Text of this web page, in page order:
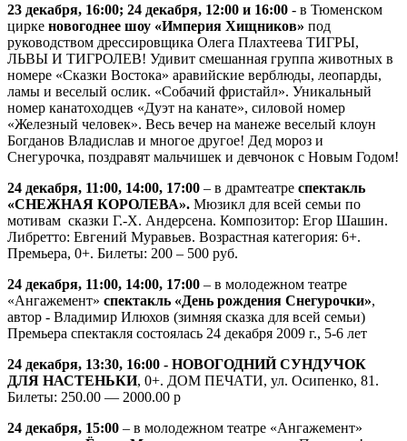
23 декабря, 16:00; 24 декабря, 12:00 и 16:00 - в Тюменском
цирке новогоднее шоу «Империя Хищников» под
руководством дрессировщика Олега Плахтеева ТИГРЫ,
ЛЬВЫ И ТИГРОЛЕВ! Удивит смешанная группа животных в
номере «Сказки Востока» аравийские верблюды, леопарды,
ламы и веселый ослик. «Собачий фристайл». Уникальный
номер канатоходцев «Дуэт на канате», силовой номер
«Железный человек». Весь вечер на манеже веселый клоун
Богданов Владислав и многое другое! Дед мороз и
Снегурочка, поздравят мальчишек и девчонок с Новым Годом!
24 декабря, 11:00, 14:00, 17:00 – в драмтеатре спектакль
«СНЕЖНАЯ КОРОЛЕВА». Мюзикл для всей семьи по
мотивам сказки Г.-Х. Андерсена. Композитор: Егор Шашин.
Либретто: Евгений Муравьев. Возрастная категория: 6+.
Премьера, 0+. Билеты: 200 – 500 руб.
24 декабря, 11:00, 14:00, 17:00 – в молодежном театре
«Ангажемент» спектакль «День рождения Снегурочки»,
автор - Владимир Илюхов (зимняя сказка для всей семьи)
Премьера спектакля состоялась 24 декабря 2009 г., 5-6 лет
24 декабря, 13:30, 16:00 - НОВОГОДНИЙ СУНДУЧОК
ДЛЯ НАСТЕНЬКИ, 0+. ДОМ ПЕЧАТИ, ул. Осипенко, 81.
Билеты: 250.00 — 2000.00 p
24 декабря, 15:00 – в молодежном театре «Ангажемент»